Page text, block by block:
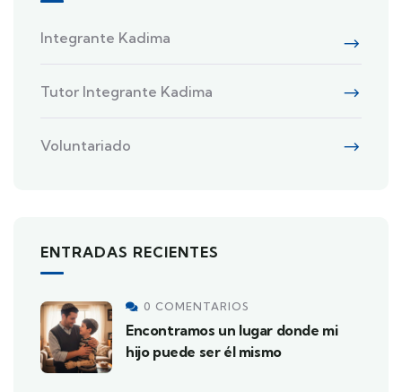
Integrante Kadima
Tutor Integrante Kadima
Voluntariado
ENTRADAS RECIENTES
0 COMENTARIOS
Encontramos un lugar donde mi
hijo puede ser él mismo